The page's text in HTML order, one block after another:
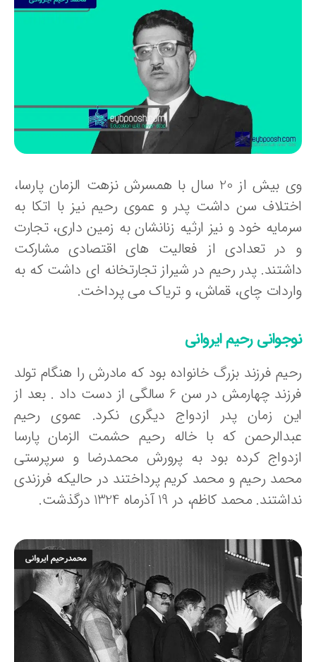
وی بیش از 20 سال با همسرش نزهت الزمان پارسا،
سن داشت پدر و عموی رحیم نیز با اتکا به
خود و نیز ارثیه زنانشان به زمین داری، تجارت
در تعدادی از فعالیت های اقتصادی مشارکت
پدر رحیم در شیراز تجارتخانه ای داشت که به
چای، قماش، و تریاک می پرداخت.
رحیم ایروانی
فرزند بزرگ خانواده بود که مادرش را هنگام تولد
فرزند چهارمش در سن 6 سالگی از دست داد . بعد از
زمان پدر ازدواج دیگری نکرد. عموی رحیم
که با خاله رحیم حشمت الزمان پارسا
کرده بود به پرورش محمدرضا و سرپرستی
رحیم و محمد کریم پرداختند در حالیکه فرزندی
محمد کاظم، در 19 آذرماه 1324 درگذشت.